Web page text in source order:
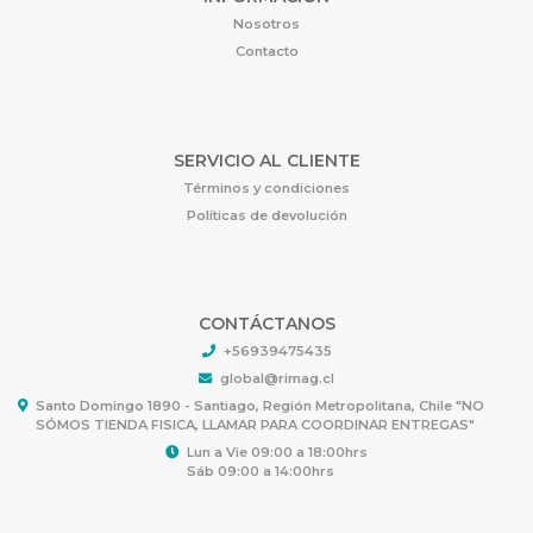
Nosotros
Contacto
SERVICIO AL CLIENTE
Términos y condiciones
Políticas de devolución
CONTÁCTANOS
+56939475435
global@rimag.cl
Santo Domingo 1890 - Santiago, Región Metropolitana, Chile "NO
SÓMOS TIENDA FISICA, LLAMAR PARA COORDINAR ENTREGAS"
Lun a Vie 09:00 a 18:00hrs
Sáb 09:00 a 14:00hrs